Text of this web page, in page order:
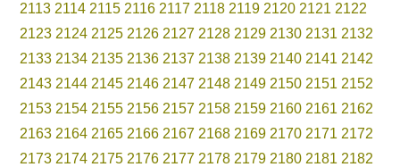
2113 2114 2115 2116 2117 2118 2119 2120 2121 2122
2123 2124 2125 2126 2127 2128 2129 2130 2131 2132
2133 2134 2135 2136 2137 2138 2139 2140 2141 2142
2143 2144 2145 2146 2147 2148 2149 2150 2151 2152
2153 2154 2155 2156 2157 2158 2159 2160 2161 2162
2163 2164 2165 2166 2167 2168 2169 2170 2171 2172
2173 2174 2175 2176 2177 2178 2179 2180 2181 2182